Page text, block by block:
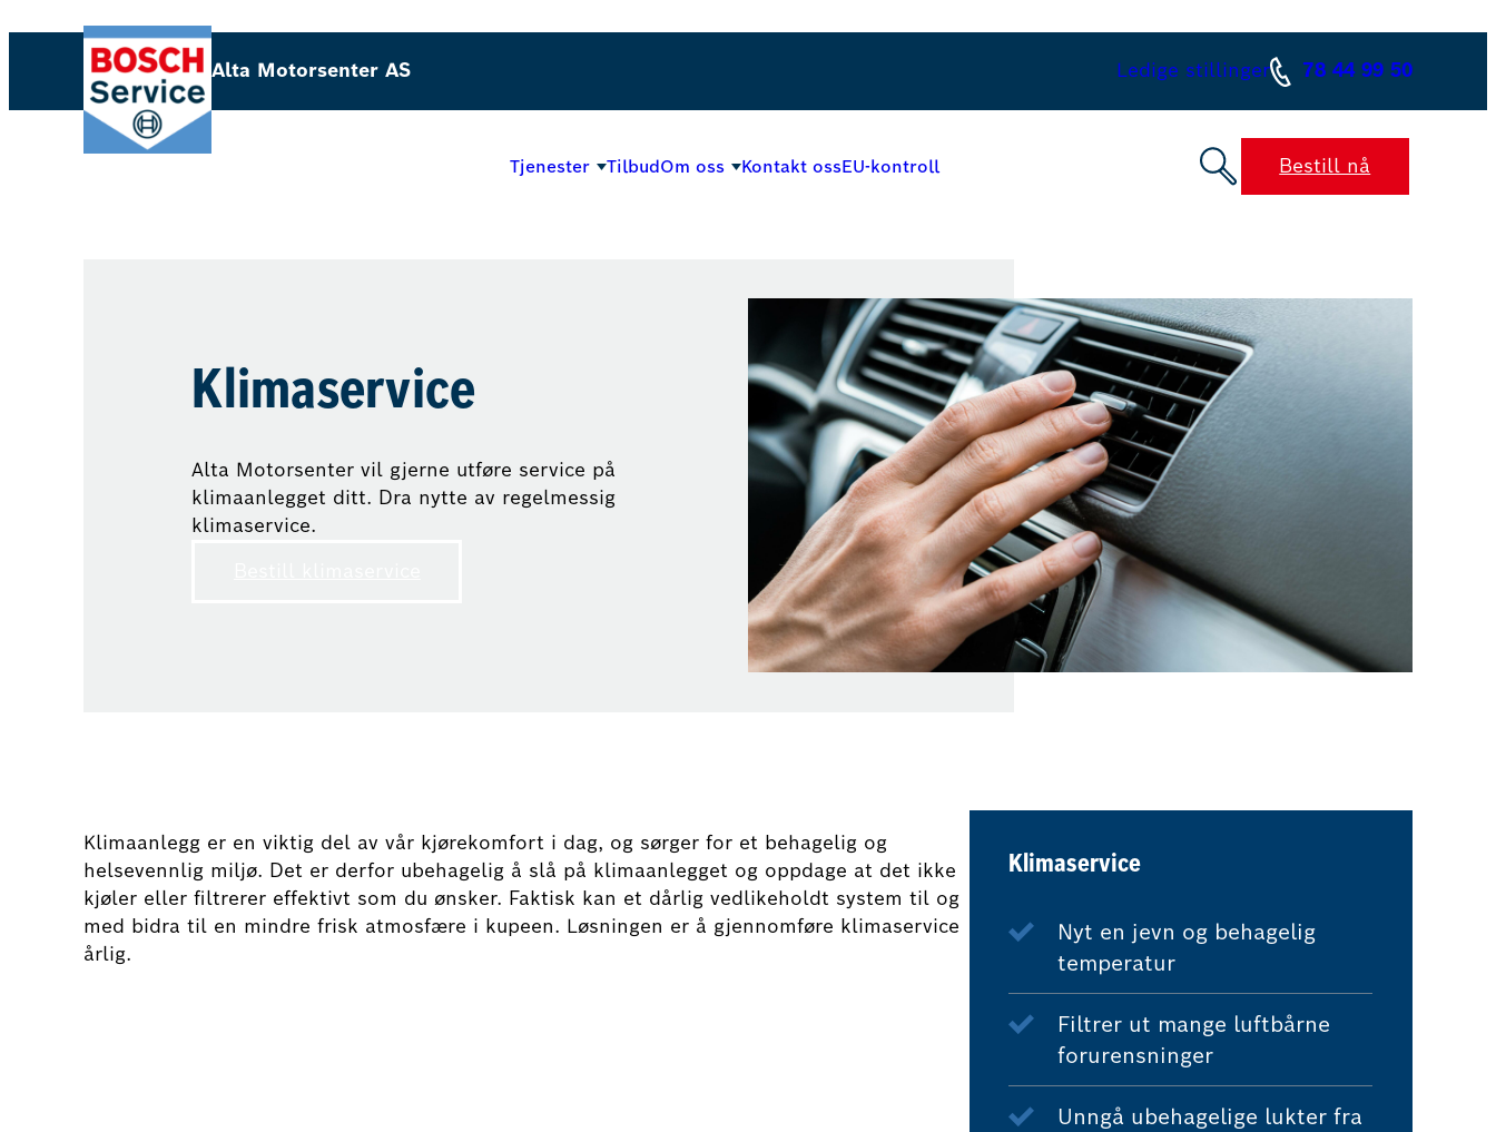
Alta Motorsenter AS Ledige stillinger 78 44 99 50
Tjenester TilbudOm oss Kontakt ossEU-kontroll Bestill nå
Klimaservice
Alta Motorsenter vil gjerne utføre service på
klimaanlegget ditt. Dra nytte av regelmessig
klimaservice.
Klimaanlegg er en viktig del av vår kjørekomfort i dag, og sørger for et behagelig og
helsevennlig miljø. Det er derfor ubehagelig å slå på klimaanlegget og oppdage at det ikke
kjøler eller filtrerer effektivt som du ønsker. Faktisk kan et dårlig vedlikeholdt system til og
med bidra til en mindre frisk atmosfære i kupeen. Løsningen er å gjennomføre klimaservice
årlig.
Klimaservice
Nyt en jevn og behagelig
temperatur
Filtrer ut mange luftbårne
forurensninger
Unngå ubehagelige lukter fra